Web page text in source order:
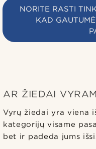
NORITE RASTI
KAD
AR ŽIEDAI
Vyrų žiedai yra viena
kategorijų visame
bet ir padeda jums